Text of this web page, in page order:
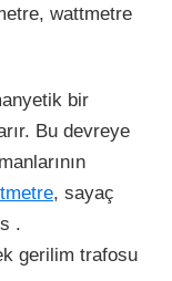
wattmetre
bir
Bu devreye
, sayaç
.
gerilim trafosu